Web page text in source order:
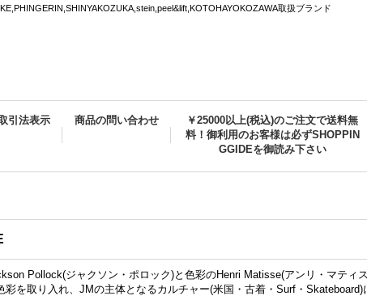
取扱ブランド
引法表示 商品の問い合わせ
￥25000以上(税込)のご注文で送料無
料！御利用のお客様は必ずSHOPPIN
GGIDEを御読み下さい
Pollock(ジャクソン・ポロック)と色彩のHenri Matisse(アンリ・マティ
彩を取り入れ、JMの主体となるカルチャー(米国・古着・Surf・